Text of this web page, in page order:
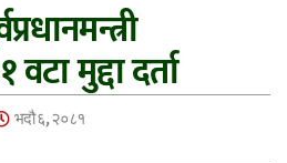
मुद्दा दर्ता
भदौ ६, २०८१